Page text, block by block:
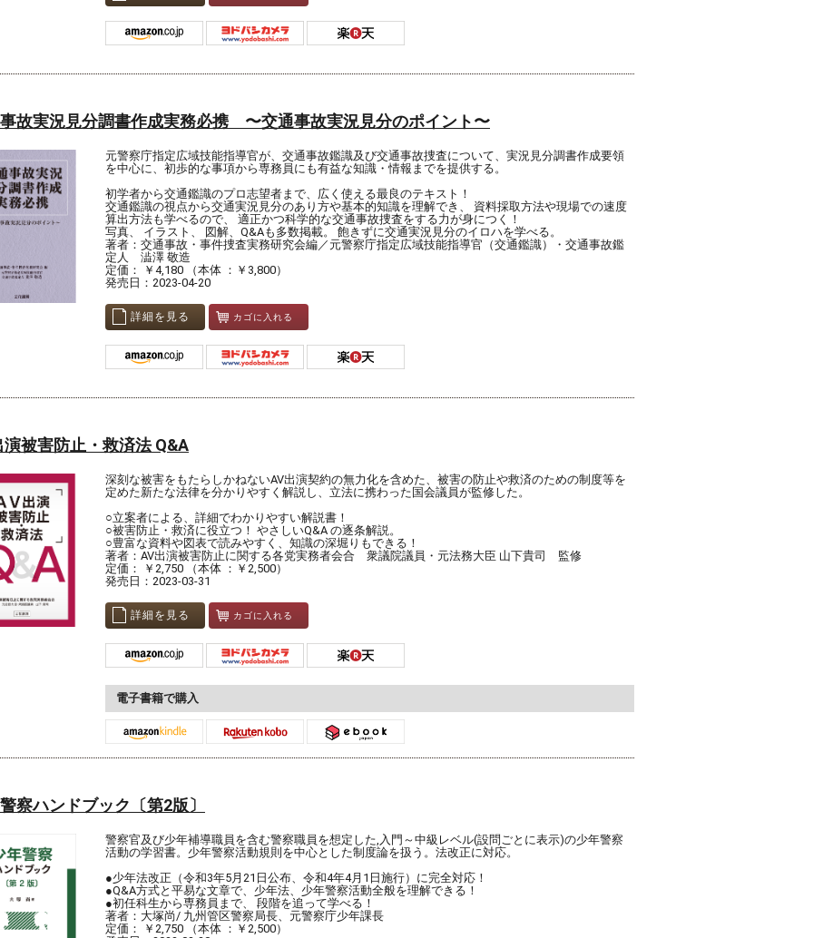
故実況見分調書作成実務必携 〜交通事故実況見分のポイント〜
元警察庁指定広域技能指導官が、交通事故鑑識及び交通事故捜査について、実況見分調書作成要領
を中心に、初歩的な事項から専務員にも有益な知識・情報までを提供する。
初学者から交通鑑識のプロ志望者まで、広く使える最良のテキスト！
交通鑑識の視点から交通実況見分のあり方や基本的知識を理解でき、 資料採取方法や現場での速度
算出方法も学べるので、 適正かつ科学的な交通事故捜査をする力が身につく！
写真、 イラスト、 図解、Q&Aも多数掲載。 飽きずに交通実況見分のイロハを学べる。
著者：交通事故・事件捜査実務研究会編／元警察庁指定広域技能指導官（交通鑑識）・交通事故鑑
定人 澁澤 敬造
定価： ￥4,180 （本体 ：￥3,800）
発売日：2023-04-20
詳細を見る カゴに入れる
演被害防止・救済法 Q&A
深刻な被害をもたらしかねないAV出演契約の無力化を含めた、被害の防止や救済のための制度等を
定めた新たな法律を分かりやすく解説し、立法に携わった国会議員が監修した。
○立案者による、詳細でわかりやすい解説書！
○被害防止・救済に役立つ！ やさしいQ&A の逐条解説。
○豊富な資料や図表で読みやすく、知識の深堀りもできる！
著者：AV出演被害防止に関する各党実務者会合 衆議院議員・元法務大臣 山下貴司 監修
定価： ￥2,750 （本体 ：￥2,500）
発売日：2023-03-31
詳細を見る カゴに入れる
電子書籍で購入
察ハンドブック〔第2版〕
警察官及び少年補導職員を含む警察職員を想定した,入門～中級レベル(設問ごとに表示)の少年警察
活動の学習書。少年警察活動規則を中心とした制度論を扱う。法改正に対応。
●少年法改正（令和3年5月21日公布、令和4年4月1日施行）に完全対応！
●Q&A方式と平易な文章で、少年法、少年警察活動全般を理解できる！
●初任科生から専務員まで、 段階を追って学べる！
著者：大塚尚/ 九州管区警察局長、元警察庁少年課長
定価： ￥2,750 （本体 ：￥2,500）